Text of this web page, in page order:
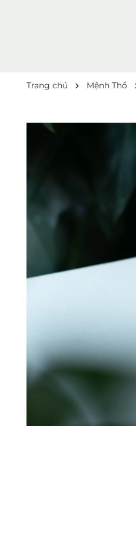
Trang chủ Mệnh Thổ